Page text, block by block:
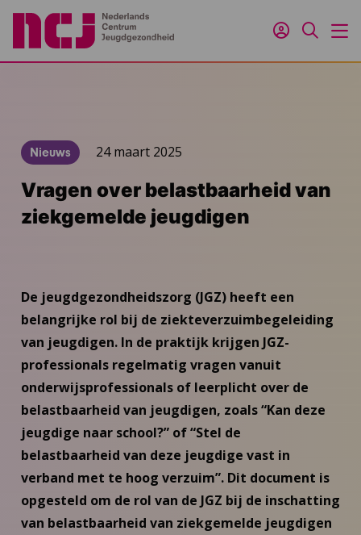
Inloggen
Zoeken
Nieuws 24 maart 2025
Vragen over belastbaarheid van
ziekgemelde jeugdigen
De jeugdgezondheidszorg (JGZ) heeft een
belangrijke rol bij de ziekteverzuimbegeleiding
van jeugdigen. In de praktijk krijgen JGZ-
professionals regelmatig vragen vanuit
onderwijsprofessionals of leerplicht over de
belastbaarheid van jeugdigen, zoals “Kan deze
jeugdige naar school?” of “Stel de
belastbaarheid van deze jeugdige vast in
verband met te hoog verzuim”. Dit document is
opgesteld om de rol van de JGZ bij de inschatting
van belastbaarheid van ziekgemelde jeugdigen